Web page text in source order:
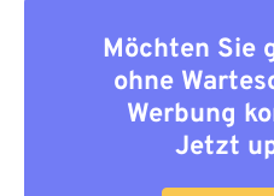
Möchten Sie
ohne
Werbung
Jetzt